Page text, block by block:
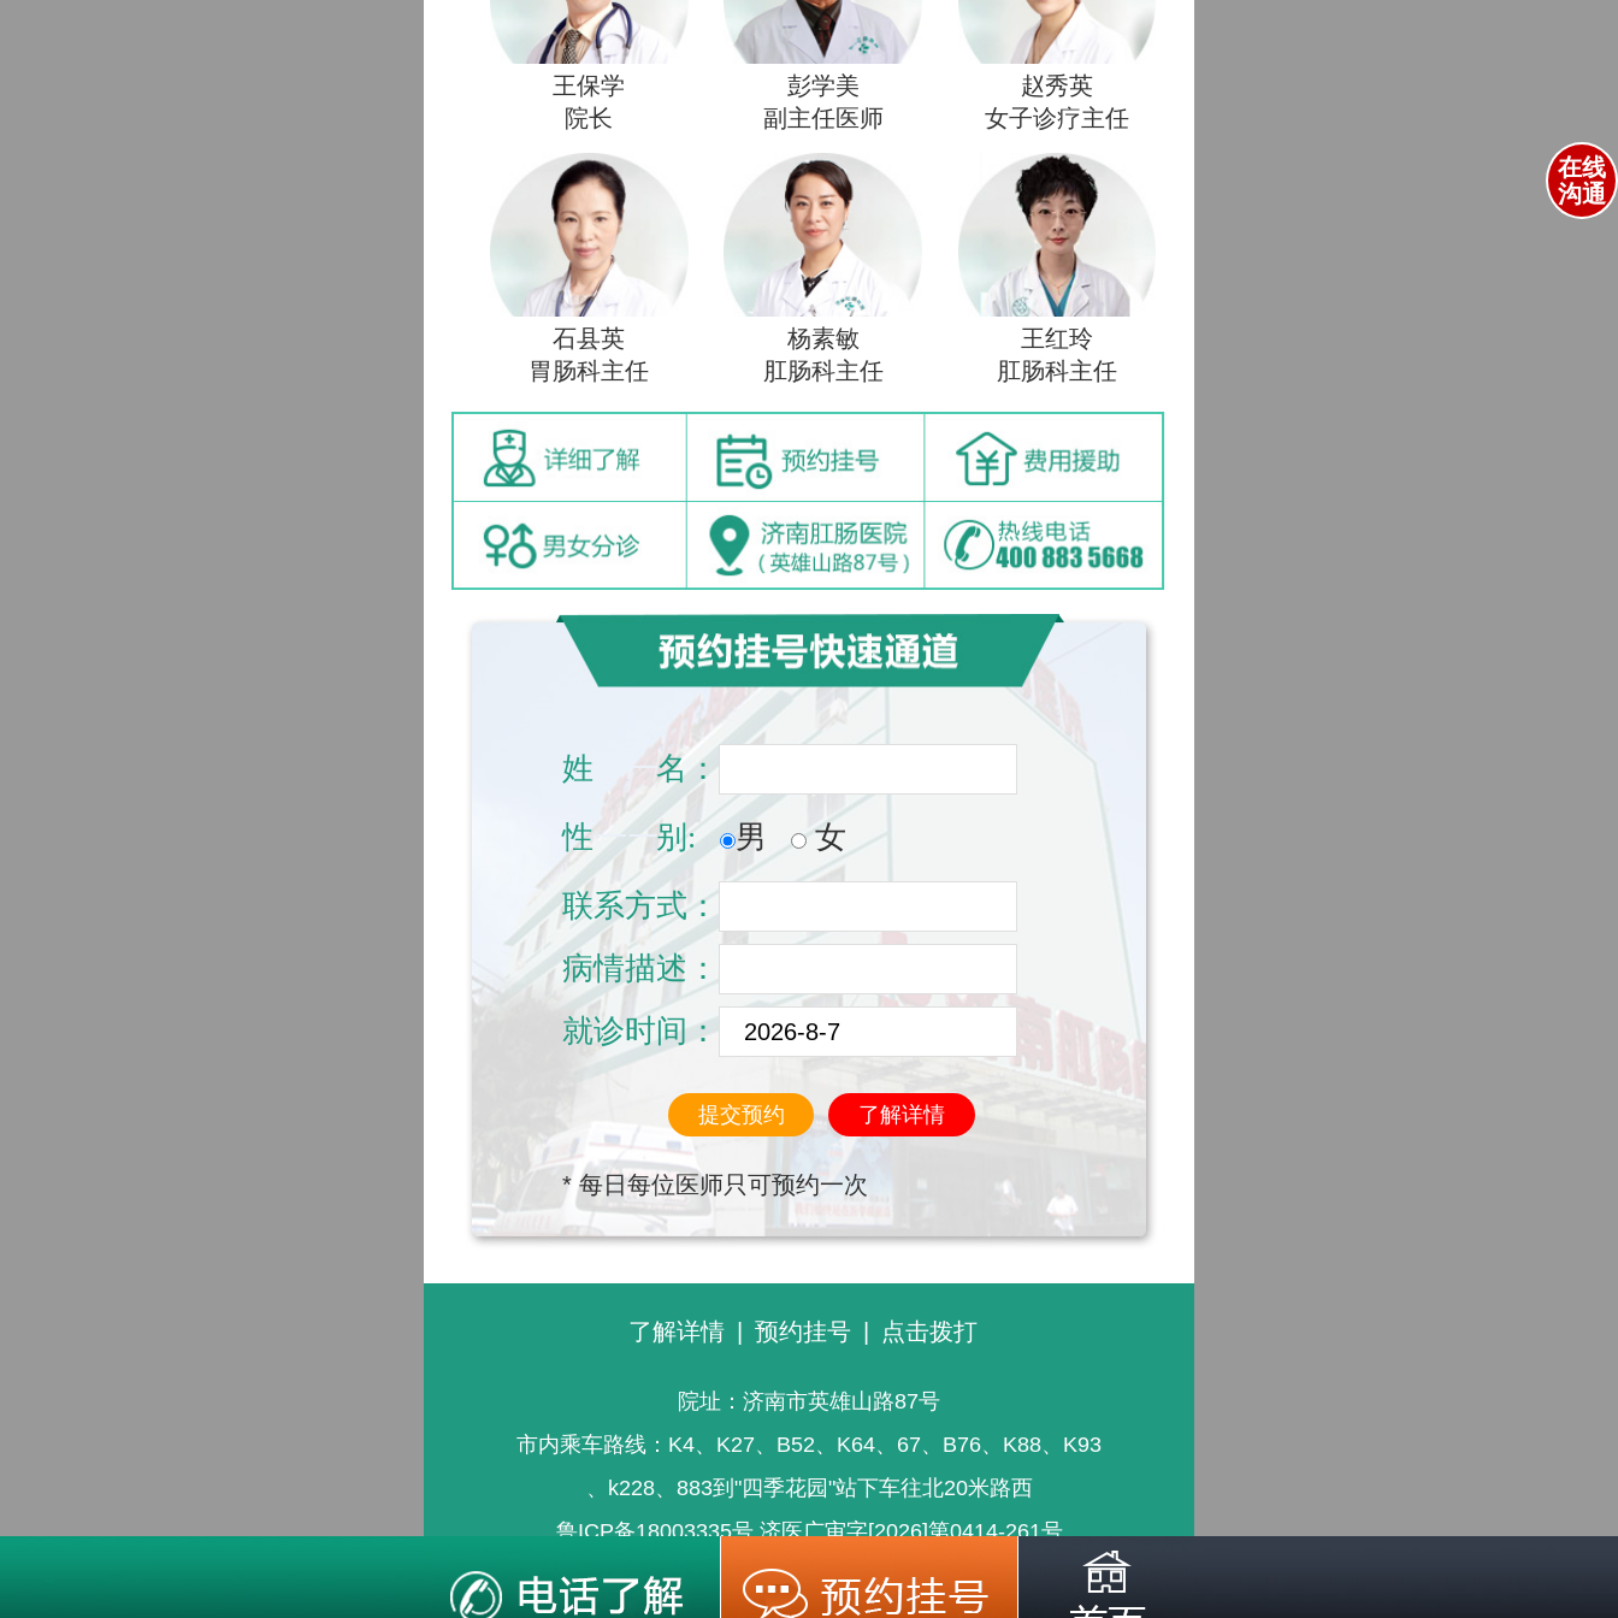
王保学
院长
彭学美
副主任医师
赵秀英
女子诊疗主任
石县英
胃肠科主任
杨素敏
肛肠科主任
王红玲
肛肠科主任
姓 一一名：
性一一别: 男
女
联系方式：
病情描述：
就诊时间：
提交预约 了解详情
* 每日每位医师只可预约一次
了解详情 预约挂号 点击拨打
院址：济南市英雄山路87号
市内乘车路线：K4、K27、B52、K64、67、B76、K88、K93
、k228、883到"四季花园"站下车往北20米路西
鲁ICP备18003335号济医广审字[2026]第0414-261号
本站疾病信息仅供参考，不能为疾病诊断及医疗的依据，就医请遵照医生诊断
在线
沟通